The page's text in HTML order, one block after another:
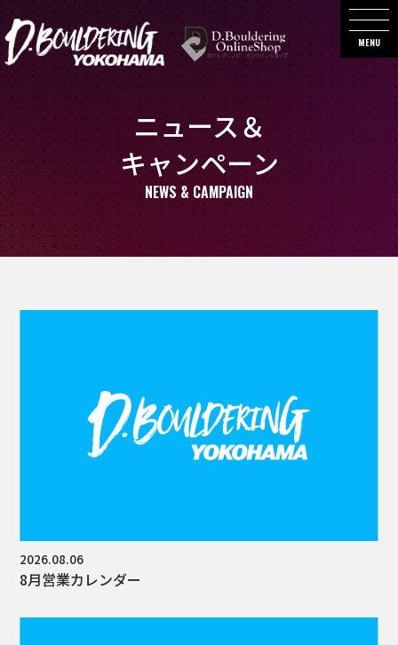
MENU
ニュース＆
キャンペーン
NEWS & CAMPAIGN
2026.08.06
8月営業カレンダー